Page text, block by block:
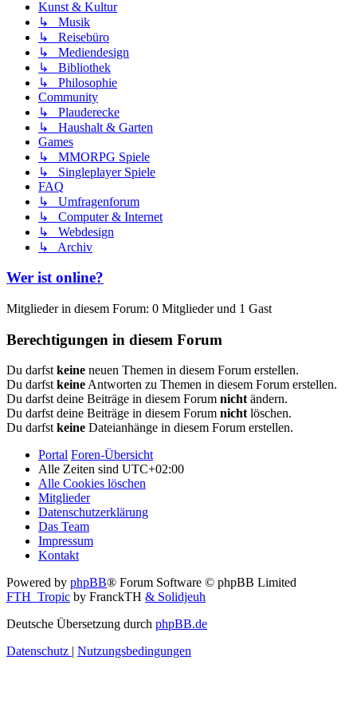
Kunst & Kultur
↳ Musik
↳ Reisebüro
↳ Mediendesign
↳ Bibliothek
↳ Philosophie
Community
↳ Plauderecke
↳ Haushalt & Garten
Games
↳ MMORPG Spiele
↳ Singleplayer Spiele
FAQ
↳ Umfragenforum
↳ Computer & Internet
↳ Webdesign
↳ Archiv
Wer ist online?
Mitglieder in diesem Forum: 0 Mitglieder und 1 Gast
Berechtigungen in diesem Forum
Du darfstkeine neuen Themen in diesem Forum erstellen.
Du darfstkeineAntworten zu Themen in diesem Forum erstellen.
Du darfst deine Beiträge in diesem Forum nichtändern.
Du darfst deine Beiträge in diesem Forum nichtlöschen.
Du darfstkeine Dateianhänge in diesem Forum erstellen.
Portal Foren-Übersicht
Alle Zeiten sind UTC+02:00
Alle Cookies löschen
Mitglieder
Datenschutzerklärung
Das Team
Impressum
Kontakt
Powered by phpBB® Forum Software © phpBB Limited
FTH_Tropic by FranckTH & Solidjeuh
Deutsche Übersetzung durch phpBB.de
Datenschutz
Nutzungsbedingungen